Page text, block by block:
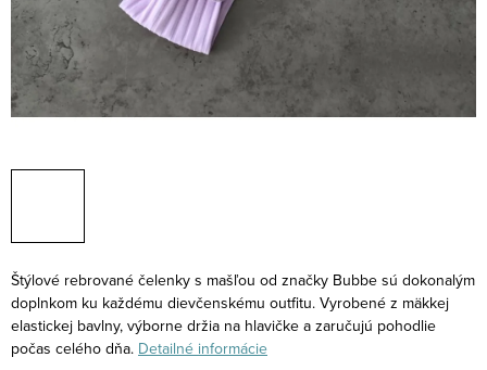
Štýlové rebrované čelenky s mašľou od značky Bubbe sú dokonalým
doplnkom ku každému dievčenskému outfitu. Vyrobené z mäkkej
elastickej bavlny, výborne držia na hlavičke a zaručujú pohodlie
počas celého dňa. Detailné informácie